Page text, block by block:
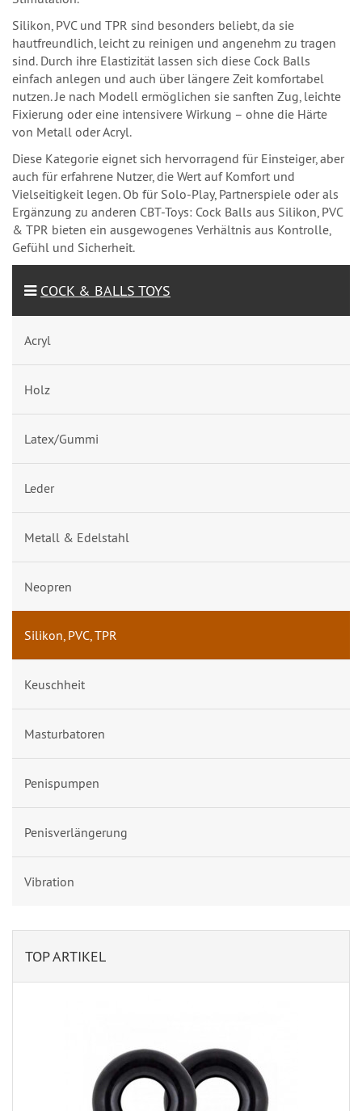
Silikon, PVC und TPR sind besonders beliebt, da sie
hautfreundlich, leicht zu reinigen und angenehm zu tragen
sind. Durch ihre Elastizität lassen sich diese Cock Balls
einfach anlegen und auch über längere Zeit komfortabel
nutzen. Je nach Modell ermöglichen sie sanften Zug, leichte
Fixierung oder eine intensivere Wirkung – ohne die Härte
von Metall oder Acryl.
Diese Kategorie eignet sich hervorragend für Einsteiger, aber
auch für erfahrene Nutzer, die Wert auf Komfort und
Vielseitigkeit legen. Ob für Solo-Play, Partnerspiele oder als
Ergänzung zu anderen CBT-Toys: Cock Balls aus Silikon, PVC
& TPR bieten ein ausgewogenes Verhältnis aus Kontrolle,
Gefühl und Sicherheit.
COCK & BALLS TOYS
Acryl
Holz
Latex/Gummi
Leder
Metall & Edelstahl
Neopren
Silikon, PVC, TPR
Keuschheit
Masturbatoren
Penispumpen
Penisverlängerung
Vibration
TOP ARTIKEL